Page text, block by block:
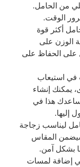
من الحامل.
الوقت.
أكثر قوة
الوزن على
على الحفاظ على
في استيعاب
يمكنك إنشاء
هذا في
إليها.
ليناسب زجاجة
سيضمن المقاس
بشكل آمن.
إضافة لمسات